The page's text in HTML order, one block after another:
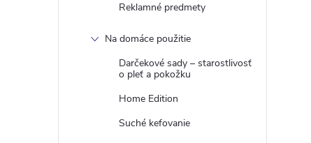
Reklamné predmety
Na domáce použitie
Darčekové sady – starostlivosť
o pleť a pokožku
Home Edition
Suché kefovanie